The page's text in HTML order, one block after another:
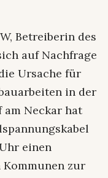
Betreiberin des
auf Nachfrage
Ursache für
in der
am Neckar hat
einen
zur